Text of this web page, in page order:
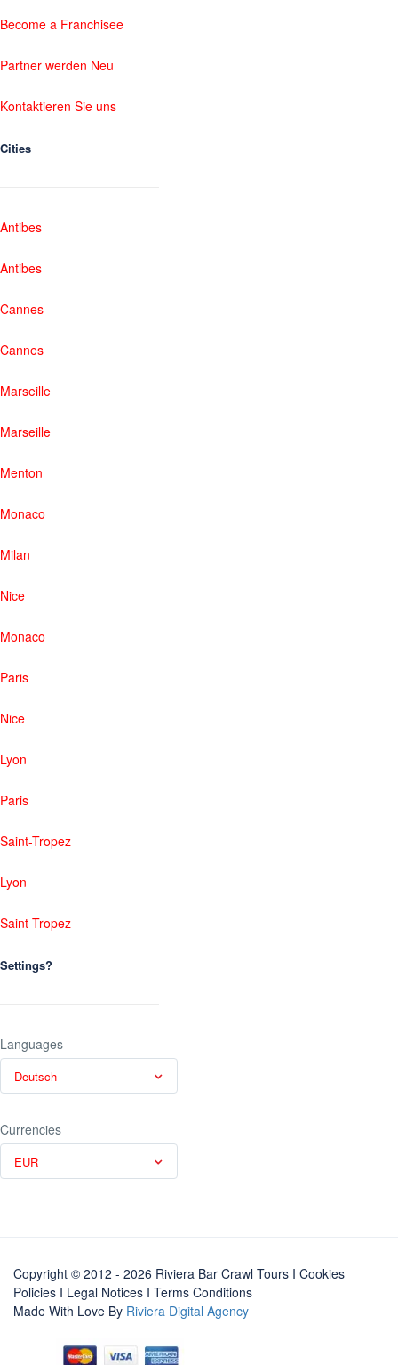
Become a Franchisee
Partner werden Neu
Kontaktieren Sie uns
Cities
Antibes
Antibes
Cannes
Cannes
Marseille
Marseille
Menton
Monaco
Milan
Nice
Monaco
Paris
Nice
Lyon
Paris
Saint-Tropez
Lyon
Saint-Tropez
Settings?
Languages
Deutsch
Currencies
EUR
Copyright © 2012 - 2026 Riviera Bar Crawl Tours I Cookies
Policies I Legal Notices I Terms Conditions
Made With Love By Riviera Digital Agency